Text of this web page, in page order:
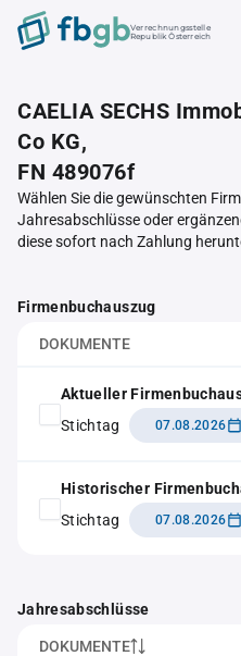
Verrechnungsstelle
Republik Österreich
CAELIA SECHS
Co KG,
FN 489076f
Wählen Sie die gewünschten
Jahresabschlüsse oder
diese sofort nach Zahlung
Firmenbuchauszug
DOKUMENTE
Aktueller
Stichtag
07.08.2026
Historischer
Stichtag
07.08.2026
Jahresabschlüsse
DOKUMENTE